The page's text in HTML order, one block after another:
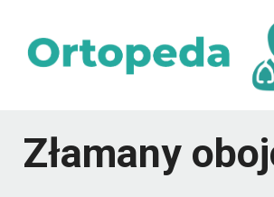
Złamany